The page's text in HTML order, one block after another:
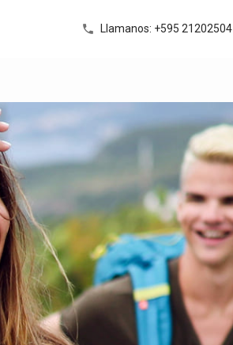
Llamanos: +595 21202504